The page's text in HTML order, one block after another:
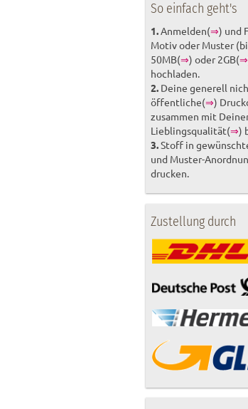
So einfach geht's
1.Anmelden(⇒) und
Motiv oder Muster
50MB(⇒) oder 2GB(⇒
hochladen.
2. Deine generell
öffentliche(⇒)
zusammen mit
Lieblingsqualität(⇒)
3.Stoff in
und Muster-
drucken.
Zustellung durch